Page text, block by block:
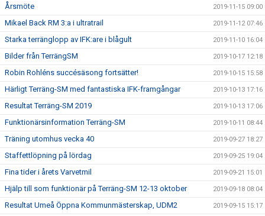
Årsmöte 2019-11-15 09:00
Mikael Back RM 3:a i ultratrail 2019-11-12 07:46
Starka terränglopp av IFK:are i blågult 2019-11-10 16:04
Bilder från TerrängSM 2019-10-17 12:18
Robin Rohléns succésäsong fortsätter! 2019-10-15 15:58
Härligt Terräng-SM med fantastiska IFK-framgångar 2019-10-13 17:16
Resultat Terräng-SM 2019 2019-10-13 17:06
Funktionärsinformation Terräng-SM 2019-10-11 08:44
Träning utomhus vecka 40 2019-09-27 18:27
Staffettlöpning på lördag 2019-09-25 19:04
Fina tider i årets Varvetmil 2019-09-21 15:01
Hjälp till som funktionär på Terräng-SM 12-13 oktober 2019-09-18 08:04
Resultat Umeå Öppna Kommunmästerskap, UDM2 2019-09-15 15:17